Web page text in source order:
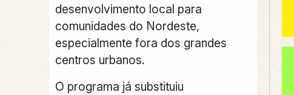
desenvolvimento local para
comunidades do Nordeste,
especialmente fora dos grandes
centros urbanos.
O programa já substituiu